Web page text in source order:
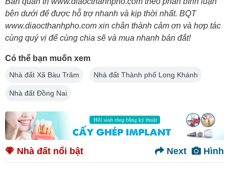
bên dưới để được hỗ trợ nhanh và kịp thời nhất. BQT
www.diaocthanhpho.com xin chân thành cảm ơn và hợp tác
cùng quý vị để cùng chia sẽ và mua nhanh bán đắt!
Có thể bạn muốn xem
Nhà đất Xã Bàu Trâm Nhà đất Thành phố Long Khánh
Nhà đất Đồng Nai
Nhà đất nổi bật Hình
Next